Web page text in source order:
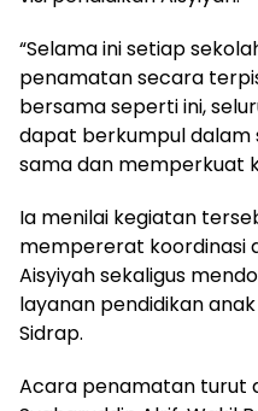
“Selama ini setiap
penamatan secara
bersama seperti ini,
dapat berkumpul
sama dan memperkuat
Ia menilai kegiatan
mempererat koordinasi
Aisyiyah sekaligus
layanan pendidikan
Sidrap.
Acara penamatan turut